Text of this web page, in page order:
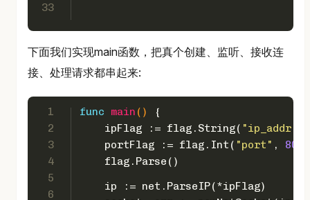
33
下面我们实现main函数，把真个创建、监听、接收连
接、处理请求都串起来:
1
2
3
4
5
6
func main ()
{
    ipFlag := flag.String(
"ip_addr"
    portFlag := flag.Int(
"port" , 8080
    flag.Parse()
    ip := net.ParseIP(*ipFlag)